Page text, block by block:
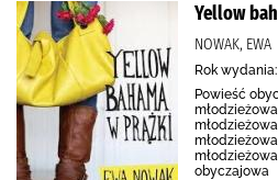
Yellow
NOWAK, EWA
Rok
Powieść
obyczajowa